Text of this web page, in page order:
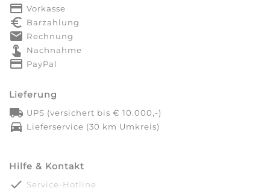
payment Vorkasse
euro_symbol Barzahlung
markunread Rechnung
touch_app Nachnahme
credit_card PayPal
Lieferung
local_shipping UPS (versichert bis € 10.000,-)
directions_car Lieferservice (30 km Umkreis)
Hilfe & Kontakt
done Service-Hotline